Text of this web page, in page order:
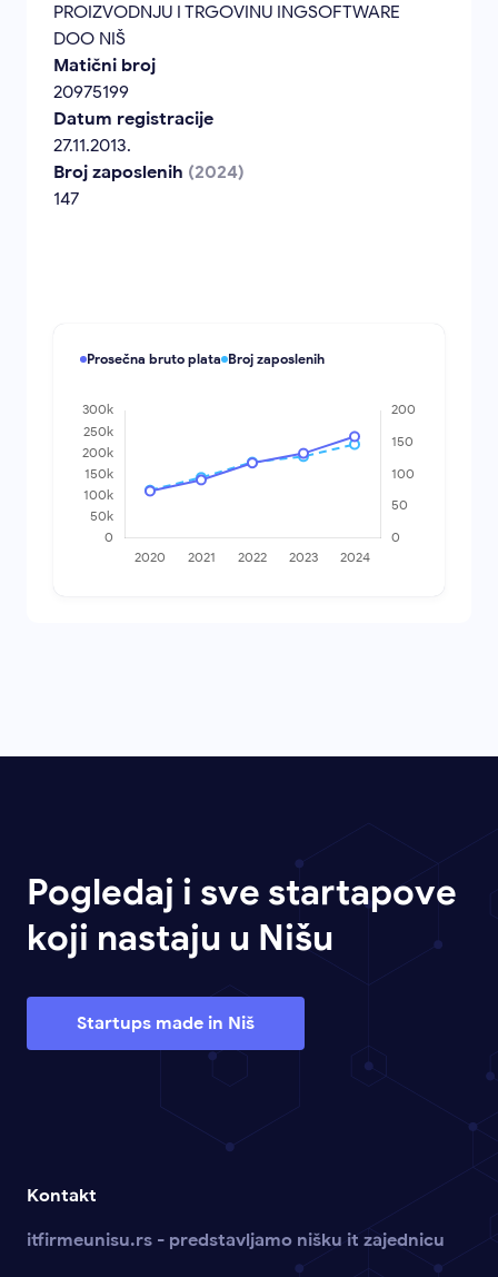
PROIZVODNJU I TRGOVINU INGSOFTWARE
DOO NIŠ
Matični broj
20975199
Datum registracije
27.11.2013.
Broj zaposlenih (2024)
147
Prosečna bruto plata Broj zaposlenih
Pogledaj i sve startapove
koji nastaju u Nišu
Startups made in Niš
Kontakt
itfirmeunisu.rs - predstavljamo nišku it zajednicu